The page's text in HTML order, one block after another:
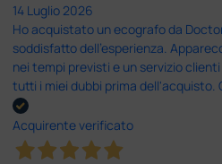
14 Luglio 2026
Ho acquistato un ecografo da
soddisfatto dell'esperienza.
nei tempi previsti e un servizio
tutti i miei dubbi prima dell'acquisto.
Acquirente verificato